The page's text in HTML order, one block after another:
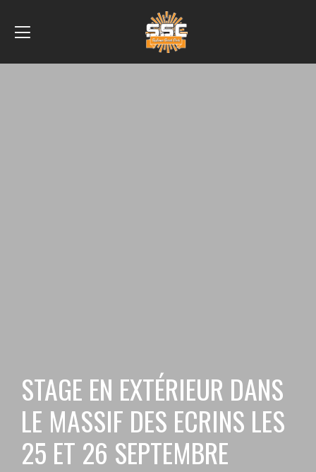
STAGE EN EXTÉRIEUR DANS
LE MASSIF DES ECRINS LES
25 ET 26 SEPTEMBRE